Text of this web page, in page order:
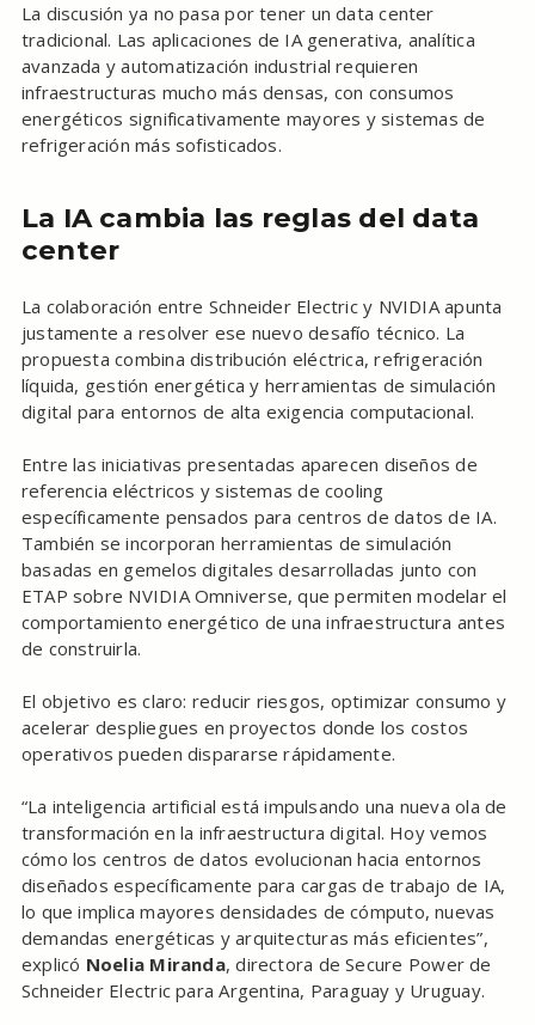
La discusión ya no pasa por tener un data center
tradicional. Las aplicaciones de IA generativa, analítica
avanzada y automatización industrial requieren
infraestructuras mucho más densas, con consumos
energéticos significativamente mayores y sistemas de
refrigeración más sofisticados.
La IA cambia las reglas del data
center
La colaboración entre Schneider Electric y NVIDIA apunta
justamente a resolver ese nuevo desafío técnico. La
propuesta combina distribución eléctrica, refrigeración
líquida, gestión energética y herramientas de simulación
digital para entornos de alta exigencia computacional.
Entre las iniciativas presentadas aparecen diseños de
referencia eléctricos y sistemas de cooling
específicamente pensados para centros de datos de IA.
También se incorporan herramientas de simulación
basadas en gemelos digitales desarrolladas junto con
ETAP sobre NVIDIA Omniverse, que permiten modelar el
comportamiento energético de una infraestructura antes
de construirla.
El objetivo es claro: reducir riesgos, optimizar consumo y
acelerar despliegues en proyectos donde los costos
operativos pueden dispararse rápidamente.
“La inteligencia artificial está impulsando una nueva ola de
transformación en la infraestructura digital. Hoy vemos
cómo los centros de datos evolucionan hacia entornos
diseñados específicamente para cargas de trabajo de IA,
lo que implica mayores densidades de cómputo, nuevas
demandas energéticas y arquitecturas más eficientes”,
explicó Noelia Miranda, directora de Secure Power de
Schneider Electric para Argentina, Paraguay y Uruguay.